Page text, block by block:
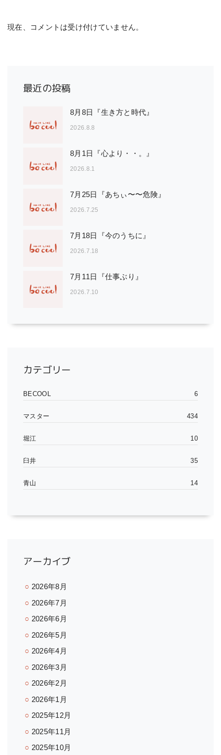
現在、コメントは受け付けていません。
最近の投稿
8月8日『生き方と時代』
2026.8.8
8月1日『心より・・。』
2026.8.1
7月25日『あちぃ〜〜危険』
2026.7.25
7月18日『今のうちに』
2026.7.18
7月11日『仕事ぶり』
2026.7.10
カテゴリー
BECOOL 6
マスター 434
堀江 10
臼井 35
青山 14
アーカイブ
2026年8月
2026年7月
2026年6月
2026年5月
2026年4月
2026年3月
2026年2月
2026年1月
2025年12月
2025年11月
2025年10月